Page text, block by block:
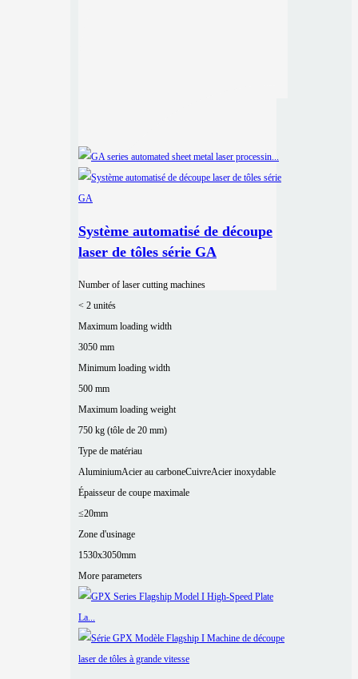
Système automatisé de découpe
laser de tôles série GA
Number of laser cutting machines
< 2 unités
Maximum loading width
3050 mm
Minimum loading width
500 mm
Maximum loading weight
750 kg (tôle de 20 mm)
Type de matériau
AluminiumAcier au carboneCuivreAcier inoxydable
Épaisseur de coupe maximale
≤20mm
Zone d'usinage
1530x3050mm
More parameters